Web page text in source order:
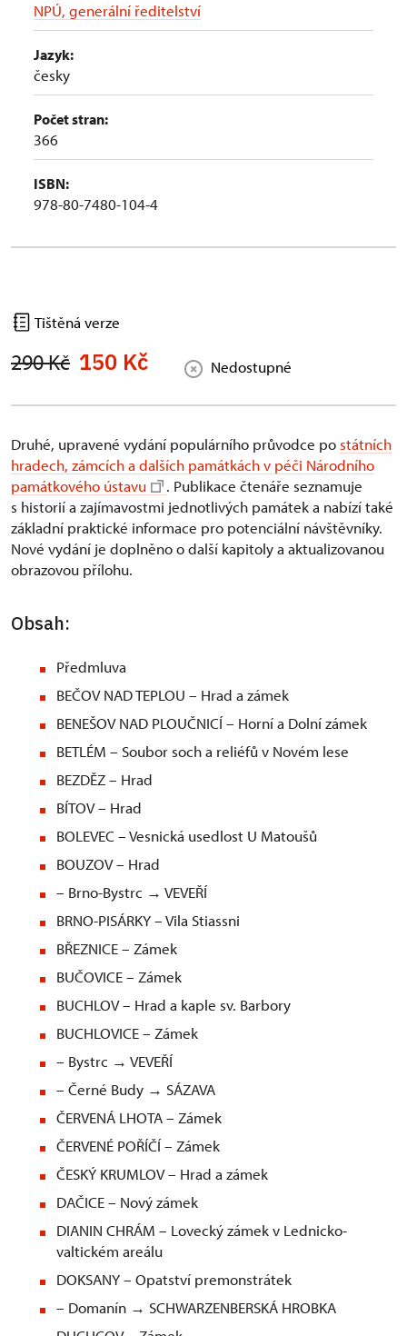
NPÚ, generální ředitelství
Jazyk:
česky
Počet stran:
366
ISBN:
978-80-7480-104-4
Tištěná verze
290 Kč 150 Kč Nedostupné
Druhé, upravené vydání populárního průvodce postátních
hradech, zámcích a dalších památkách v péči Národního
památkového ústavu
. Publikace čtenáře seznamuje
s historií a zajímavostmi jednotlivých památek a nabízí také
základní praktické informace pro potenciální návštěvníky.
Nové vydání je doplněno o další kapitoly a aktualizovanou
obrazovou přílohu.
Obsah:
Předmluva
BEČOV NAD TEPLOU – Hrad a zámek
BENEŠOV NAD PLOUČNICÍ – Horní a Dolní zámek
BETLÉM – Soubor soch a reliéfů v Novém lese
BEZDĚZ – Hrad
BÍTOV – Hrad
BOLEVEC – Vesnická usedlost U Matoušů
BOUZOV – Hrad
– Brno-Bystrc → VEVEŘÍ
BRNO-PISÁRKY – Vila Stiassni
BŘEZNICE – Zámek
BUČOVICE – Zámek
BUCHLOV – Hrad a kaple sv. Barbory
BUCHLOVICE – Zámek
– Bystrc → VEVEŘÍ
– Černé Budy → SÁZAVA
ČERVENÁ LHOTA – Zámek
ČERVENÉ POŘÍČÍ – Zámek
ČESKÝ KRUMLOV – Hrad a zámek
DAČICE – Nový zámek
DIANIN CHRÁM – Lovecký zámek v Lednicko-
valtickém areálu
DOKSANY – Opatství premonstrátek
– Domanín → SCHWARZENBERSKÁ HROBKA